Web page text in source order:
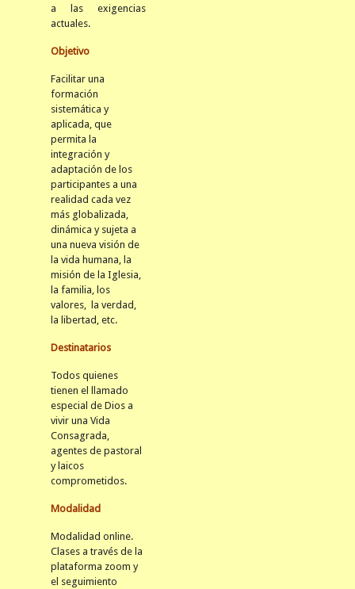
a las exigencias
actuales.
Objetivo
Facilitar una
formación
sistemática y
aplicada, que
permita la
integración y
adaptación de los
participantes a una
realidad cada vez
más globalizada,
dinámica y sujeta a
una nueva visión de
la vida humana, la
misión de la Iglesia,
la familia, los
valores, la verdad,
la libertad, etc.
Destinatarios
Todos quienes
tienen el llamado
especial de Dios a
vivir una Vida
Consagrada,
agentes de pastoral
y laicos
comprometidos.
Modalidad
Modalidad online.
Clases a través de la
plataforma zoom y
el seguimiento